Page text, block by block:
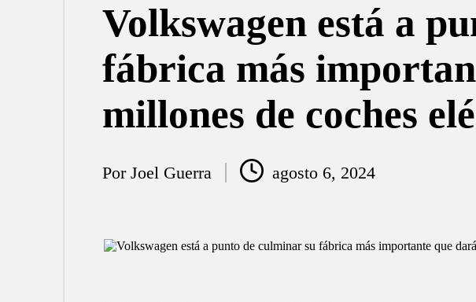
Volkswagen está a
fábrica más
millones de coches
Por Joel Guerra agosto 6, 2024